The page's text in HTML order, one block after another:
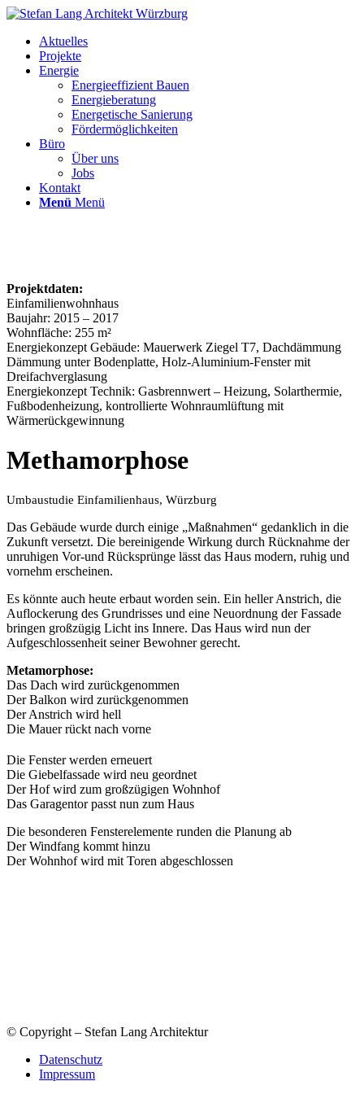
Aktuelles
Projekte
Energie
Energieeffizient Bauen
Energieberatung
Energetische Sanierung
Fördermöglichkeiten
Büro
Über uns
Jobs
Kontakt
Menü Menü
Projektdaten:
Einfamilienwohnhaus
Baujahr: 2015 – 2017
Wohnfläche: 255 m²
Energiekonzept Gebäude: Mauerwerk Ziegel T7, Dachdämmung
Dämmung unter Bodenplatte, Holz-Aluminium-Fenster mit
Dreifachverglasung
Energiekonzept Technik: Gasbrennwert – Heizung, Solarthermie,
Fußbodenheizung, kontrollierte Wohnraumlüftung mit
Wärmerückgewinnung
Methamorphose
Umbaustudie Einfamilienhaus, Würzburg
Das Gebäude wurde durch einige „Maßnahmen“ gedanklich in die
Zukunft versetzt. Die bereinigende Wirkung durch Rücknahme der
unruhigen Vor-und Rücksprünge lässt das Haus modern, ruhig und
vornehm erscheinen.
Es könnte auch heute erbaut worden sein. Ein heller Anstrich, die
Auflockerung des Grundrisses und eine Neuordnung der Fassade
bringen großzügig Licht ins Innere. Das Haus wird nun der
Aufgeschlossenheit seiner Bewohner gerecht.
Metamorphose:
Das Dach wird zurückgenommen
Der Balkon wird zurückgenommen
Der Anstrich wird hell
Die Mauer rückt nach vorne
Die Fenster werden erneuert
Die Giebelfassade wird neu geordnet
Der Hof wird zum großzügigen Wohnhof
Das Garagentor passt nun zum Haus
Die besonderen Fensterelemente runden die Planung ab
Der Windfang kommt hinzu
Der Wohnhof wird mit Toren abgeschlossen
© Copyright – Stefan Lang Architektur
Datenschutz
Impressum